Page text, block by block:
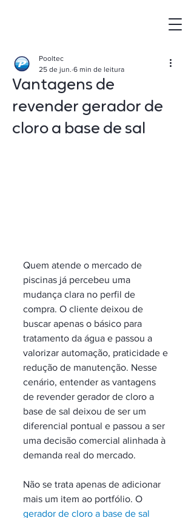
Vantagens de
revender gerador de
cloro a base de sal
Pooltec
25 de jun. 6 min de leitura
Quem atende o mercado de
piscinas já percebeu uma
mudança clara no perfil de
compra. O cliente deixou de
buscar apenas o básico para
tratamento da água e passou a
valorizar automação, praticidade e
redução de manutenção. Nesse
cenário, entender as vantagens
de revender gerador de cloro a
base de sal deixou de ser um
diferencial pontual e passou a ser
uma decisão comercial alinhada à
demanda real do mercado.
Não se trata apenas de adicionar
mais um item ao portfólio. O
gerador de cloro a base de sal